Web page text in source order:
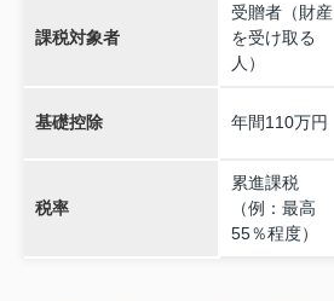
課税対象者
受贈者（財産
を受け取る
人）
基礎控除 年間110万円
税率
累進課税
（例：最高
55％程度）